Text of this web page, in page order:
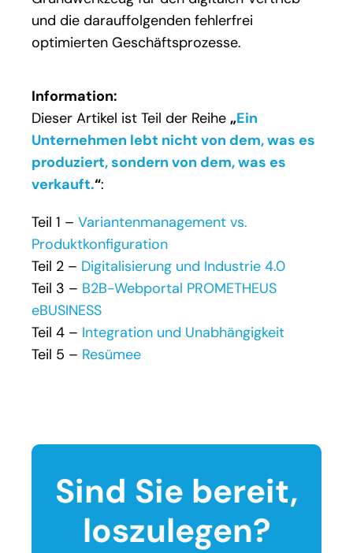
und die darauffolgenden fehlerfrei
optimierten Geschäftsprozesse.
Information:
Dieser Artikel ist Teil der Reihe „Ein
Unternehmen lebt nicht von dem, was es
produziert, sondern von dem, was es
verkauft.“:
Teil 1 – Variantenmanagement vs.
Produktkonfiguration
Teil 2 – Digitalisierung und Industrie 4.0
Teil 3 – B2B-Webportal PROMETHEUS
eBUSINESS
Teil 4 – Integration und Unabhängigkeit
Teil 5 – Resümee
Sind Sie bereit,
loszulegen?